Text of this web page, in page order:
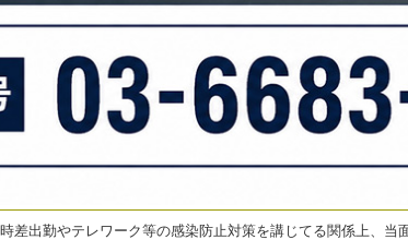
時差出勤やテレワーク等の感染防止対策を講じてる関係上、